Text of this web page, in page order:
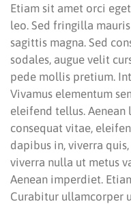
Etiam sit amet orci
leo. Sed fringilla
sagittis magna. Sed
sodales, augue velit
pede mollis pretium.
Vivamus elementum
eleifend tellus.
consequat vitae,
dapibus in, viverra
viverra nulla ut metus
Aenean imperdiet.
Curabitur ullamcorper